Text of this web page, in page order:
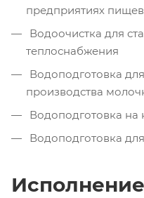
предприятиях
Водоочистка для
теплоснабжения
Водоподготовка
производства
Водоподготовка на
Водоподготовка